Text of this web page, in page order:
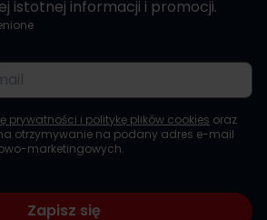
istotnej informacji i promocji.
prywatności i politykę plików cookies oraz
otrzymywanie na podany adres e-mail
marketingowych.
Zapisz się